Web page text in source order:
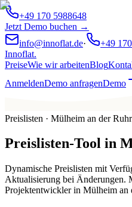
+49 170 5988648
Jetzt Demo buchen →
info@innoflat.de·
+49
Innoflat.
PreiseWie wir arbeitenBlog
AnmeldenDemo anfragenDemo
Preislisten · Mülheim an der Ruhr
Preislisten-Tool in
Dynamische Preislisten mit
Aktualisierung bei Änderungen.
Projektentwickler in Mülheim an